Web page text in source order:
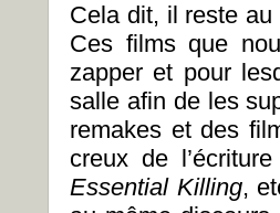
Cela dit, il reste
Ces films que
zapper et pour
salle afin de les
remakes et des
creux de
Essential Killing,